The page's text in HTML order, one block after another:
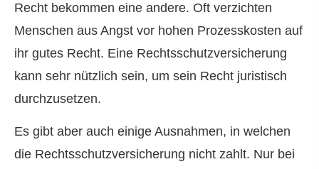
Recht bekommen eine andere. Oft verzichten
Menschen aus Angst vor hohen Prozesskosten auf
ihr gutes Recht. Eine Rechts­schutz­ver­si­che­rung
kann sehr nützlich sein, um sein Recht juristisch
durchzusetzen.
Es gibt aber auch einige Ausnahmen, in welchen
die Rechts­schutz­ver­si­che­rung nicht zahlt. Nur bei